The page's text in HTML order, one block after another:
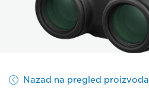
Nazad na pregled proizvoda